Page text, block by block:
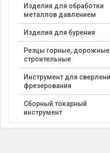
Изделия для обработки
металлов давлением
Изделия для бурения
Резцы горные, дорожные
строительные
Инструмент для
фрезерования
Сборный токарный
инструмент